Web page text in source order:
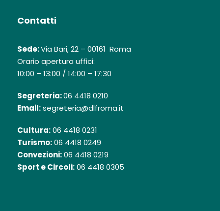
Contatti
Sede:Via Bari, 22 – 00161 Roma
Orario apertura uffici:
10:00 – 13:00 / 14:00 – 17:30
Segreteria:06 4418 0210
Email:segreteria@dlfroma.it
Cultura:06 4418 0231
Turismo:06 4418 0249
Convezioni:06 4418 0219
Sport e Circoli:06 4418 0305